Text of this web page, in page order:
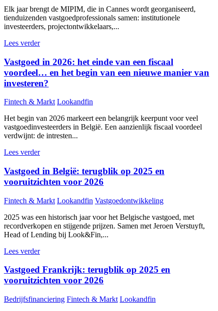
Elk jaar brengt de MIPIM, die in Cannes wordt georganiseerd,
tienduizenden vastgoedprofessionals samen: institutionele
investeerders, projectontwikkelaars,...
Lees verder
Vastgoed in 2026: het einde van een fiscaal
voordeel… en het begin van een nieuwe manier van
investeren?
Fintech & Markt Lookandfin
Het begin van 2026 markeert een belangrijk keerpunt voor veel
vastgoedinvesteerders in België. Een aanzienlijk fiscaal voordeel
verdwijnt: de intresten...
Lees verder
Vastgoed in België: terugblik op 2025 en
vooruitzichten voor 2026
Fintech & Markt Lookandfin Vastgoedontwikkeling
2025 was een historisch jaar voor het Belgische vastgoed, met
recordverkopen en stijgende prijzen. Samen met Jeroen Verstuyft,
Head of Lending bij Look&Fin,...
Lees verder
Vastgoed Frankrijk: terugblik op 2025 en
vooruitzichten voor 2026
Bedrijfsfinanciering Fintech & Markt Lookandfin